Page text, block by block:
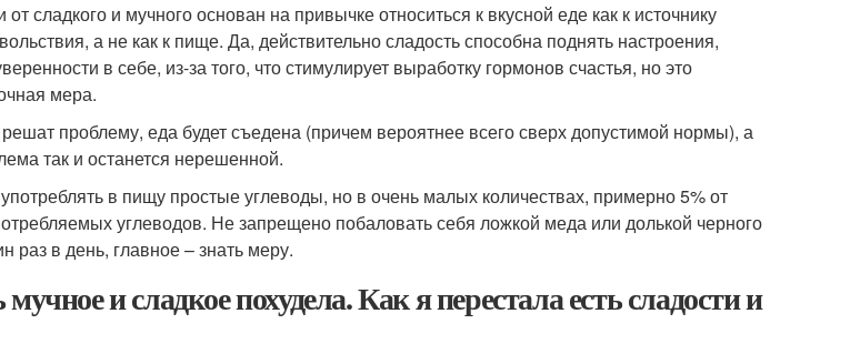
сладкого и мучного основан на привычке относиться к вкусной еде как к источнику
а не как к пище. Да, действительно сладость способна поднять настроения,
в себе, из-за того, что стимулирует выработку гормонов счастья, но это
мера.
проблему, еда будет съедена (причем вероятнее всего сверх допустимой нормы), а
так и останется нерешенной.
в пищу простые углеводы, но в очень малых количествах, примерно 5% от
углеводов. Не запрещено побаловать себя ложкой меда или долькой черного
раз в день, главное – знать меру.
и сладкое похудела. Как я перестала есть сладости и